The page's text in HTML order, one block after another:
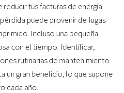
reducir tus facturas de energía
puede provenir de fugas
Incluso una pequeña
con el tiempo. Identificar,
rutinarias de mantenimiento
un gran beneficio, lo que supone
cada año.